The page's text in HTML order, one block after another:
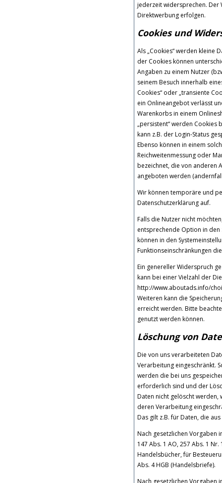
jederzeit widersprechen. Der
Direktwerbung erfolgen.
Cookies und
Als „Cookies“ werden kleine
der Cookies können
Angaben zu einem Nutzer
seinem Besuch innerhalb
Cookies“ oder „transiente
ein Onlineangebot verlässt
Warenkorbs in einem
„persistent“ werden Cookies
kann z.B. der Login-Status
Ebenso können in einem
Reichweitenmessung oder
bezeichnet, die von anderen
angeboten werden
Wir können temporäre und
Datenschutzerklärung auf.
Falls die Nutzer nicht
entsprechende Option in den
können in den
Funktionseinschränkungen
Ein genereller Widerspruch
kann bei einer Vielzahl der
http://www.aboutads.info/
Weiteren kann die
erreicht werden. Bitte
genutzt werden können.
Löschung von
Die von uns verarbeiteten
Verarbeitung eingeschränkt.
werden die bei uns
erforderlich sind und der
Daten nicht gelöscht werden,
deren Verarbeitung
Das gilt z.B. für Daten, die
Nach gesetzlichen Vorgaben
147 Abs. 1 AO, 257 Abs. 1
Handelsbücher, für
Abs. 4 HGB (Handelsbriefe).